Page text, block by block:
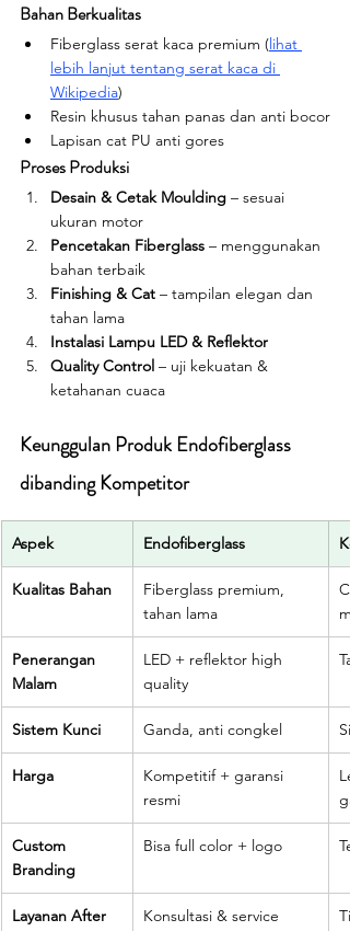
Bahan Berkualitas
Fiberglass serat kaca premium (lihat
lebih lanjut tentang serat kaca di
Wikipedia)
Resin khusus tahan panas dan anti bocor
Lapisan cat PU anti gores
Proses Produksi
Desain & Cetak Moulding – sesuai
ukuran motor
Pencetakan Fiberglass – menggunakan
bahan terbaik
Finishing & Cat – tampilan elegan dan
tahan lama
Instalasi Lampu LED & Reflektor
Quality Control – uji kekuatan &
ketahanan cuaca
Keunggulan Produk Endofiberglass
dibanding Kompetitor
Aspek Endofiberglass
Kualitas Bahan
Fiberglass premium,
tahan lama
Penerangan
Malam
LED + reflektor high
quality
Sistem Kunci Ganda, anti congkel
Harga
Kompetitif + garansi
resmi
Custom
Branding
Bisa full color + logo
Layanan After
Konsultasi & service